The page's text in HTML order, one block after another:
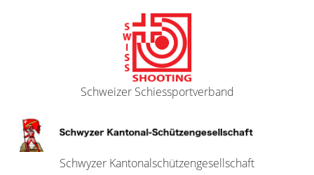
Schweizer Schiessportverband
Schwyzer Kantonalschützengesellschaft